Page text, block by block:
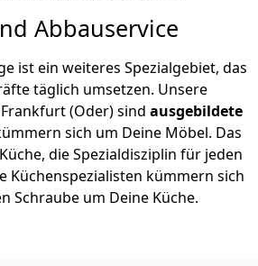
Abbauservice
ist ein weiteres Spezialgebiet, das
täglich umsetzen. Unsere
(Oder) sind ausgebildete
sich um Deine Möbel. Das
die Spezialdisziplin für jeden
Küchenspezialisten kümmern sich
Schraube um Deine Küche.